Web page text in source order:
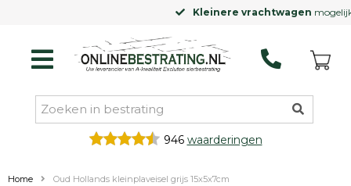
Kleinere vrachtwagenmogelijk
946 waarderingen
Home Oud Hollands kleinplaveisel grijs 15x5x7cm